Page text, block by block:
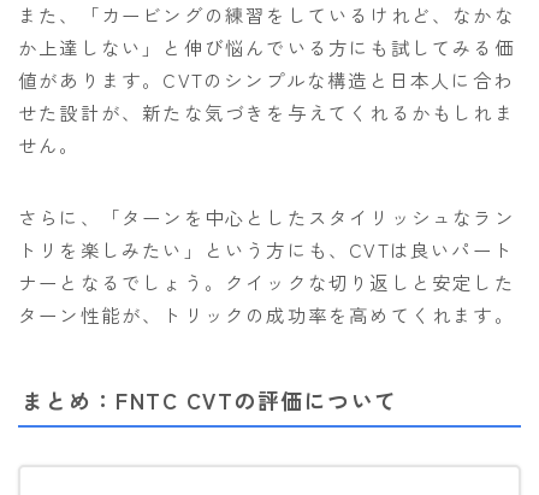
また、「カービングの練習をしているけれど、なかな
か上達しない」と伸び悩んでいる方にも試してみる価
値があります。CVTのシンプルな構造と日本人に合わ
せた設計が、新たな気づきを与えてくれるかもしれま
せん。
さらに、「ターンを中心としたスタイリッシュなラン
トリを楽しみたい」という方にも、CVTは良いパート
ナーとなるでしょう。クイックな切り返しと安定した
ターン性能が、トリックの成功率を高めてくれます。
まとめ：FNTC CVTの評価について